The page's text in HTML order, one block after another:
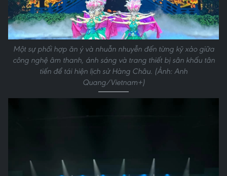
Một sự phối hợp ăn ý và nhuẫn nhuyễn đến từng kỹ xảo giữa
công nghệ âm thanh, ánh sáng và trang thiết bị sân khấu tân
tiến để tái hiện lịch sử Hàng Châu. (Ảnh: Anh
Quang/Vietnam+)